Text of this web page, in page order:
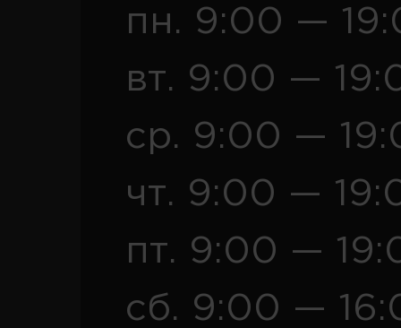
пн. 9:00 —
вт. 9:00 —
ср. 9:00 —
чт. 9:00 —
пт. 9:00 —
сб. 9:00 —